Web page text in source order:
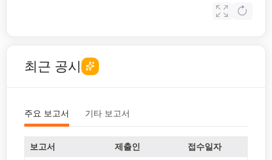
최근 공시
주요 보고서 기타 보고서
보고서 제출인 접수일자